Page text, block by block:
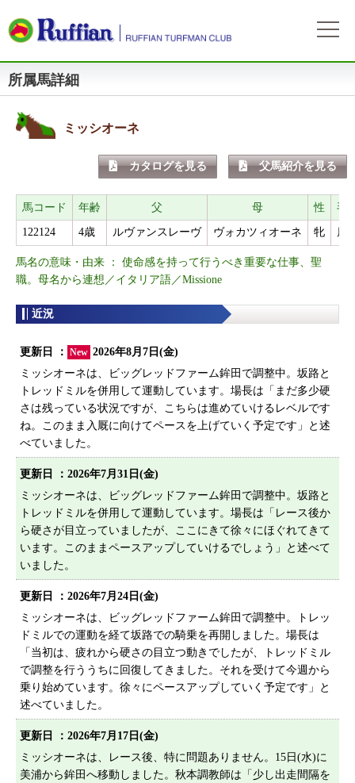
所属馬詳細
ミッシオーネ
カタログを見る 父馬紹介を見る
馬コード 年齢 父 母 性 毛
122124 4歳 ルヴァンスレーヴ ヴォカツィオーネ 牝 鹿
馬名の意味・由来 ： 使命感を持って行うべき重要な仕事、聖
職。母名から連想／イタリア語／Missione
近況
更新日 ：
2026年8月7日(金)
ミッシオーネは、ビッグレッドファーム鉾田で調整中。坂路と
トレッドミルを併用して運動しています。場長は「まだ多少硬
さは残っている状況ですが、こちらは進めていけるレベルです
ね。このまま入厩に向けてペースを上げていく予定です」と述
べていました。
更新日 ： 2026年7月31日(金)
ミッシオーネは、ビッグレッドファーム鉾田で調整中。坂路と
トレッドミルを併用して運動しています。場長は「レース後か
ら硬さが目立っていましたが、ここにきて徐々にほぐれてきて
います。このままペースアップしていけるでしょう」と述べて
いました。
更新日 ： 2026年7月24日(金)
ミッシオーネは、ビッグレッドファーム鉾田で調整中。トレッ
ドミルでの運動を経て坂路での騎乗を再開しました。場長は
「当初は、疲れから硬さの目立つ動きでしたが、トレッドミル
で調整を行ううちに回復してきました。それを受けて今週から
乗り始めています。徐々にペースアップしていく予定です」と
述べていました。
更新日 ： 2026年7月17日(金)
ミッシオーネは、レース後、特に問題ありません。15日(水)に
美浦から鉾田へ移動しました。秋本調教師は「少し出走間隔を
会員サービスとイベント
お申込方法
費用と分配等
クラブ規約
募集馬ラインナップ
募集馬情報一覧
出走情報
出走確定
出走結果
所属馬情報
所属馬一覧
近況
リンク集
リンク集
お問い合わせ
サイトマップ
ログイン
自動ログイン パスワードをお忘れの方